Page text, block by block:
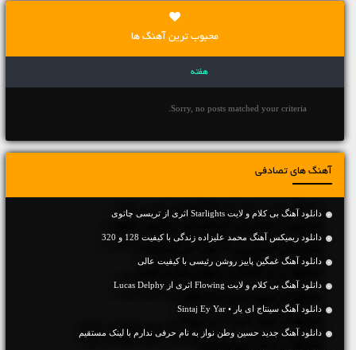
محبوب ترین آهنگ ها
هفته
Sorry, no posts matched your criteria.
آهنگ های تصادفی
دانلود آهنگ بی کلام و لایت Starlights اثری از تریسی چاتوی
دانلود ریمیکس آهنگ محمد علیزاده زندگی با کیفیت 128 و 320
دانلود آهنگ غمگین پاییز روشن رئیسی با کیفیت عالی
دانلود آهنگ بی کلام و لایت Flowing اثری از Lucas Delphy
دانلود آهنگ سینتاج ای یار • Sintaj Ey Yar
دانلود آهنگ جديد حسین وطن نواز به نام حرفی ندارم با لینک مستقیم